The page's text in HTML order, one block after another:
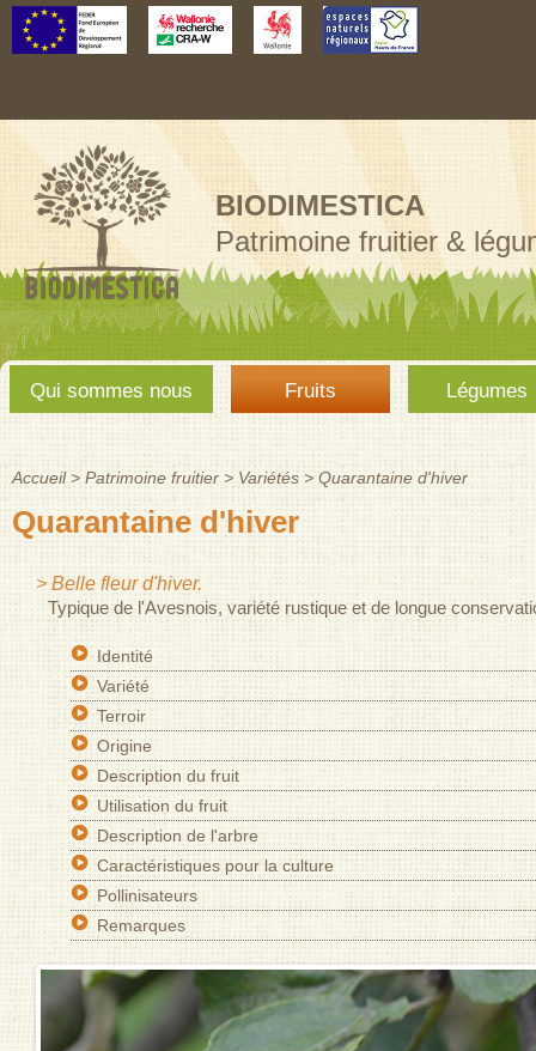
Aller au
contenu
BIODIMESTICA
Patrimoine fruitier &
Menu
principal
Qui sommes nous Fruits Légumes
Vous êtes ici
Accueil > Patrimoine fruitier > Variétés > Quarantaine d'hiver
Quarantaine d'hiver
> Belle fleur d'hiver.
Typique de l'Avesnois, variété rustique et de longue
Identité
Variété
Terroir
Origine
Description du fruit
Utilisation du fruit
Description de l'arbre
Caractéristiques pour la culture
Pollinisateurs
Remarques